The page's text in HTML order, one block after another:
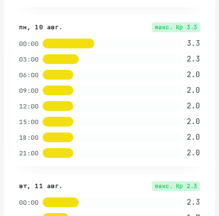
пн, 10 авг. макс. Kp 3.3
00:00 3.3
03:00 2.3
06:00 2.0
09:00 2.0
12:00 2.0
15:00 2.0
18:00 2.0
21:00 2.0
вт, 11 авг. макс. Kp 2.3
00:00 2.3